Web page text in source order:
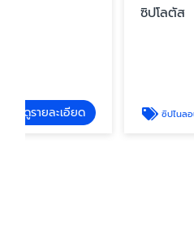
ซิปไนลอน ราคาส่ง